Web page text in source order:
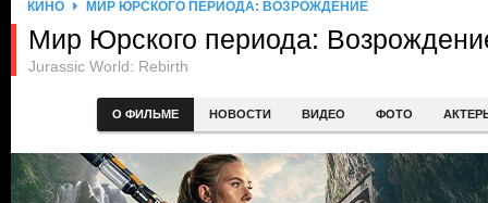
КИНО МИР ЮРСКОГО ПЕРИОДА: ВОЗРОЖДЕНИЕ
Мир Юрского периода:
Jurassic World: Rebirth
О ФИЛЬМЕ НОВОСТИ ВИДЕО ФОТО